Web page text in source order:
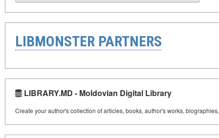
LIBMONSTER PARTNERS
LIBRARY.MD - Moldovian Digital Library
Create your author's collection of articles, books, author's works,